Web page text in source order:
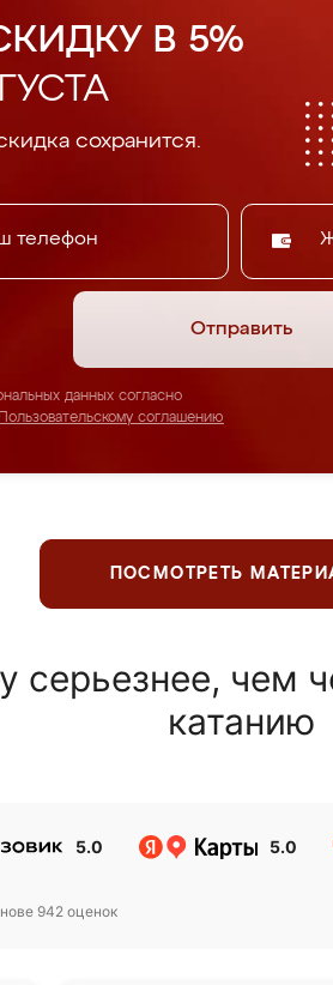
В 5%
сохранится.
Отправить
данных согласно
Пользовательскому соглашению
ПОСМОТРЕТЬ
серьезнее, чем
катанию
5.0 5.0
942 оценок